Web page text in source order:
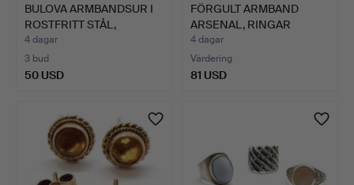
BULOVA ARMBANDSUR I
ROSTFRITT STÅL,
MANUEL…
4 dagar
3 bud
50 USD
FÖRGULT ARMBAND
ARSENAL, RINGAR
CHELSEA & …
4 dagar
Värdering
81 USD